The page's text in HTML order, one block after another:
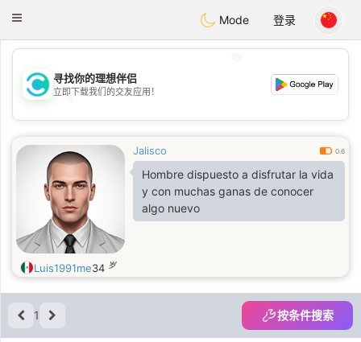
Citas
Toggle
Mode 登录
💖
💕
寻找你的理想伴侣
立即下载我们的交友应用！
Jalisco 0.6
Hombre dispuesto a disfrutar la vida
y con muchas ganas de conocer
algo nuevo
Luis1991me34 岁
1 按条件搜索